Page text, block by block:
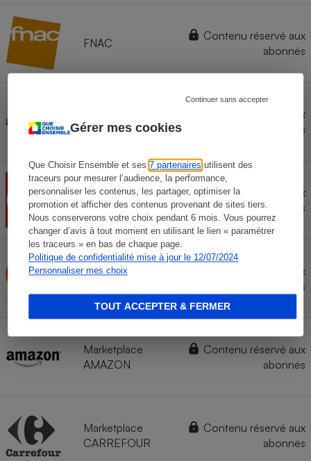
Gérer mes cookies
Que Choisir Ensemble et ses7 partenaires utilisent des
traceurs pour mesurer l’audience, la performance,
personnaliser les contenus, les partager, optimiser la
promotion et afficher des contenus provenant de sites tiers.
Nous conserverons votre choix pendant 6 mois. Vous pourrez
changer d’avis à tout moment en utilisant le lien « paramétrer
les traceurs » en bas de chaque page.
Politique de confidentialité mise à jour le 12/07/2024
Personnaliser mes choix
Continuer sans accepter
TOUT ACCEPTER & FERMER
FNAC
Contenu réservé aux
abonnés
LA
REDOUTE
Contenu réservé aux
abonnés
DARTY
Contenu réservé aux
abonnés
BOULANGER
Contenu réservé aux
abonnés
Marketplace
AMAZON
Contenu réservé aux
abonnés
Marketplace
CARREFOUR
Contenu réservé aux
abonnés